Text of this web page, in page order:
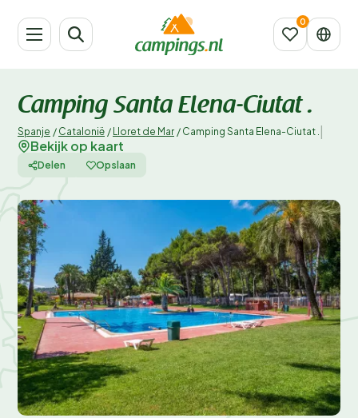
Camping Santa Elena-Ciutat .
Spanje / Catalonië / Lloret de Mar / Camping Santa Elena-Ciutat .
Bekijk op kaart
Delen Opslaan